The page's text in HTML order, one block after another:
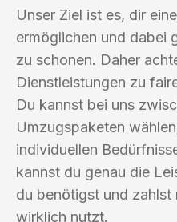
Unser Ziel ist es, dir
ermöglichen und dabei
zu schonen. Daher
Dienstleistungen zu
Du kannst bei uns
Umzugspaketen
individuellen
kannst du genau die
du benötigst und zahlst
wirklich nutzt.